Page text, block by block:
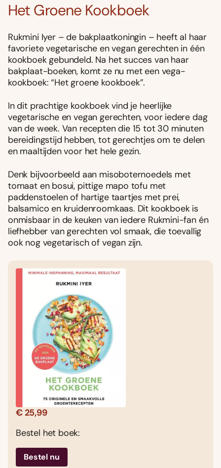
Het Groene Kookboek
Rukmini Iyer – de bakplaatkoningin – heeft al haar
favoriete vegetarische en vegan gerechten in één
kookboek gebundeld. Na het succes van haar
bakplaat-boeken, komt ze nu met een vega-
kookboek: “Het groene kookboek”.
In dit prachtige kookboek vind je heerlijke
vegetarische en vegan gerechten, voor iedere dag
van de week. Van recepten die 15 tot 30 minuten
bereidingstijd hebben, tot gerechtjes om te delen
en maaltijden voor het hele gezin.
Denk bijvoorbeeld aan misoboternoedels met
tomaat en bosui, pittige mapo tofu met
paddenstoelen of hartige taartjes met prei,
balsamico en kruidenroomkaas. Dit kookboek is
onmisbaar in de keuken van iedere Rukmini-fan én
liefhebber van gerechten vol smaak, die toevallig
ook nog vegetarisch of vegan zijn.
€ 25,99
Bestel het boek:
Bestel nu